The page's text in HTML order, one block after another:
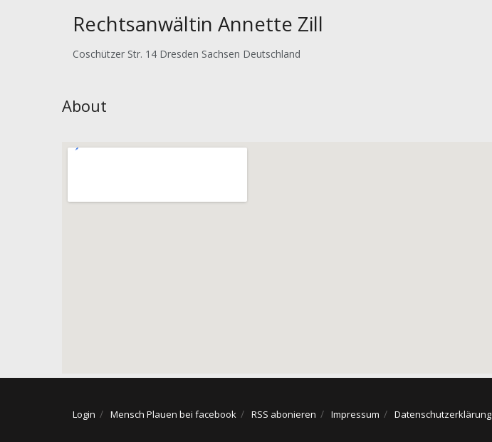
Rechtsanwältin Annette Zill
Coschützer Str. 14 Dresden Sachsen Deutschland
About
Login Mensch Plauen bei facebook RSS abonieren Impressum Datenschutzerklärung